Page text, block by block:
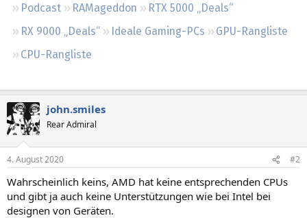
Podcast RAMageddon
RTX 5000 „Deals“
RX 9000 „Deals“
Ideale Gaming-PCs
GPU-Rangliste
CPU-Rangliste
john.smiles
Rear Admiral
4. August 2020 #2
Wahrscheinlich keins, AMD hat keine entsprechenden CPUs
und gibt ja auch keine Unterstützungen wie bei Intel bei
designen von Geräten.